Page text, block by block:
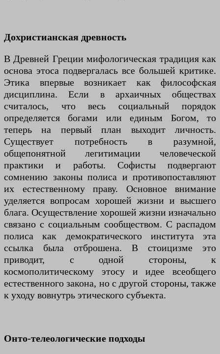
Дохристианская древность
В Древней Греции мифологическая традиция как
основа этоса подвергалась все большей критике.
Этика впервые возникает как философская
дисциплина. Если в архаичных обществах
считалось, что весь социальный порядок
определяется богами или единым Богом, то
теперь на первый план выходит личность.
Существует потребность в разумной,
общепонятной легитимации человеческой
практики и работы. Софисты подвергают
сомнению законы полиса и противопоставляют
их естественному праву. Основное внимание
уделяется вопросам хорошей жизни и высшего
блага. Осуществление хорошей жизни изначально
связано с социальным сообществом. С распадом
полиса как демократического института эта
ссылка была отброшена. В стоицизме это
приводит, с одной стороны, к
космополитическому этосу и идее всеобщего
естественного закона, но с другой стороны, также
к уходу вовнутрь этического субъекта.
Онто-телеологические подходы